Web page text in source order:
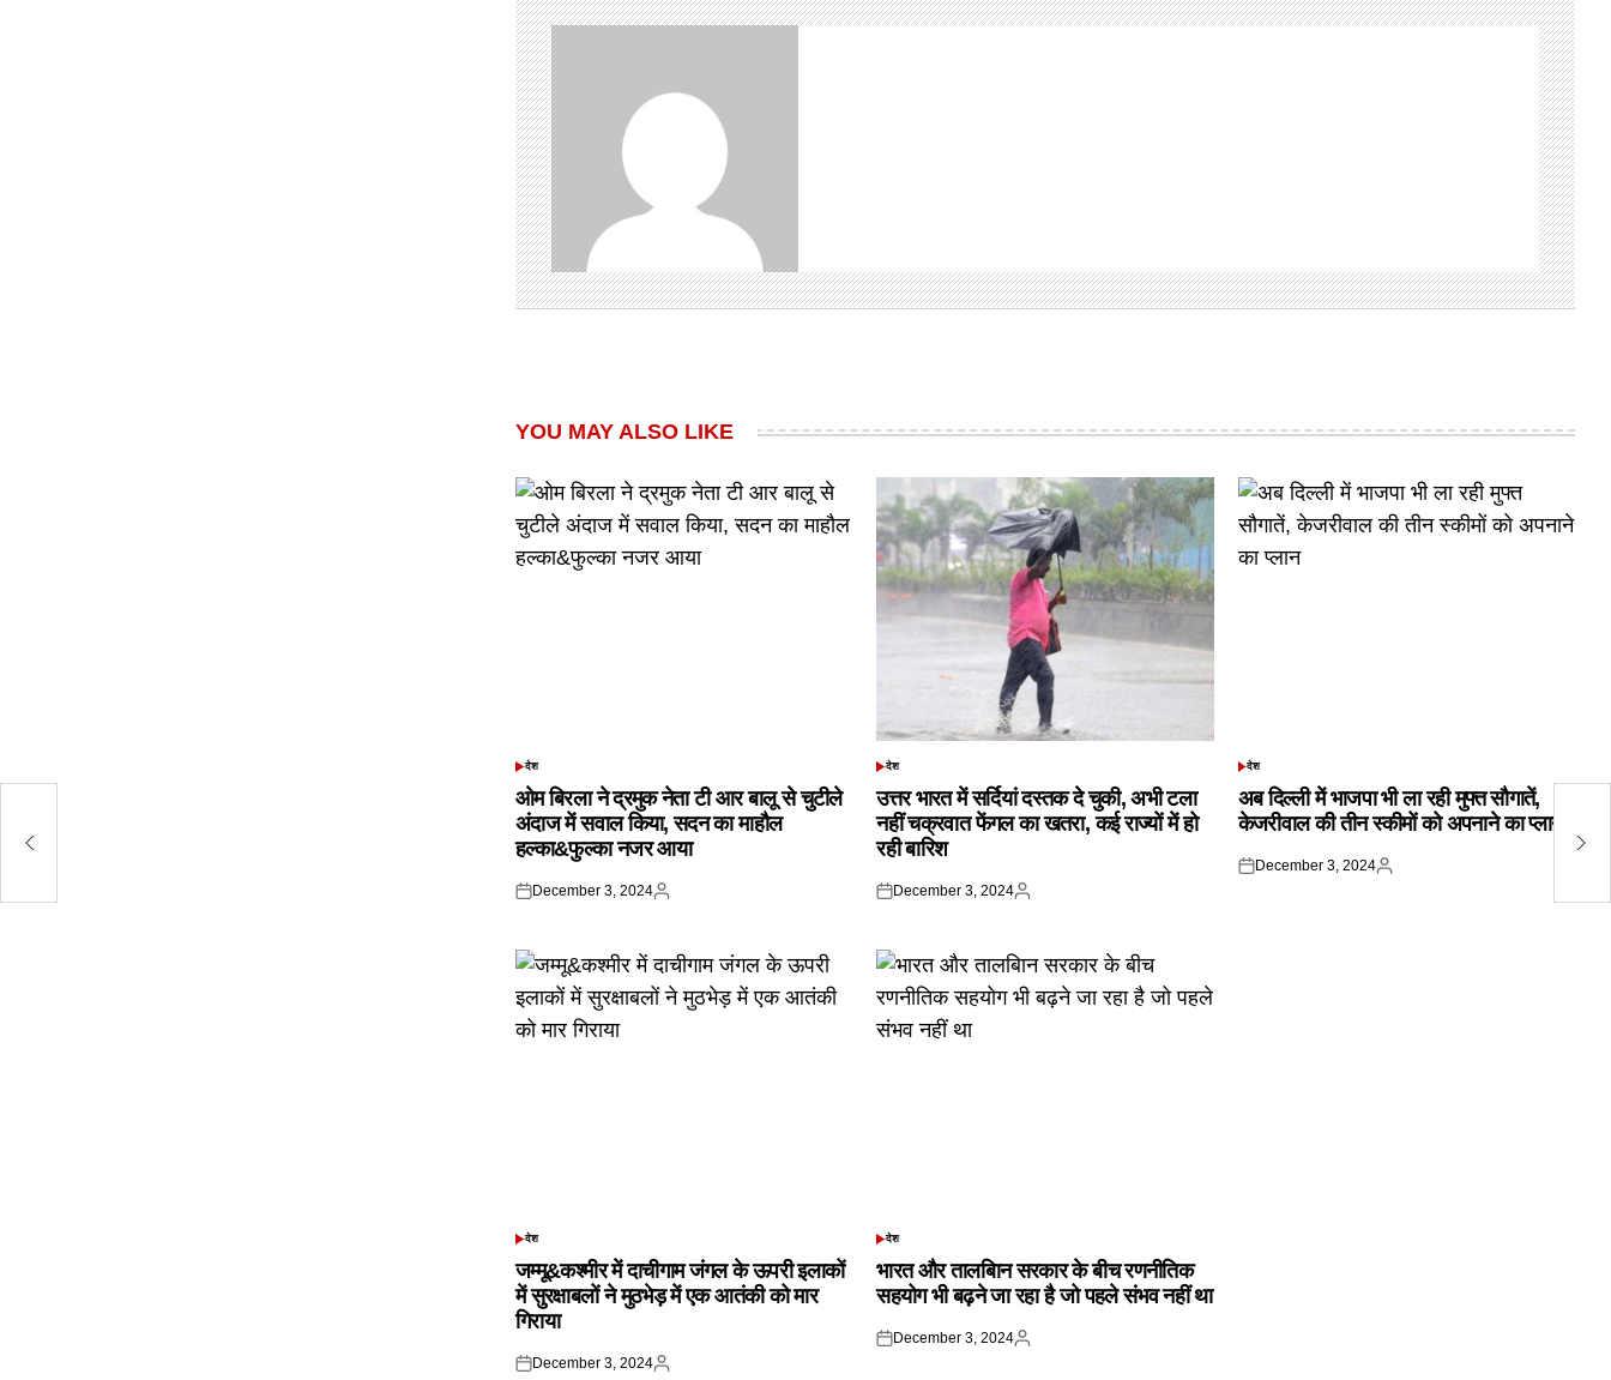
YOU MAY ALSO LIKE
POSTED
देश
ओम बिरला ने द्रमुक नेता टी आर बालू से चुटीले
अंदाज में सवाल किया, सदन का माहौल
हल्का&फुल्का नजर आया
Posted
December 3, 2024
Posted
POSTED
देश
उत्तर भारत में सर्दियां दस्तक दे चुकी, अभी टला
नहीं चक्रवात फेंगल का खतरा, कई राज्यों में हो
रही बारिश
Posted
December 3, 2024
Posted
POSTED
देश
अब दिल्ली में भाजपा भी ला रही मुफ्त सौगातें,
केजरीवाल की तीन स्कीमों को अपनाने का प्लान
Posted
December 3, 2024
Posted
POSTED
देश
जम्मू&कश्मीर में दाचीगाम जंगल के ऊपरी इलाकों
में सुरक्षाबलों ने मुठभेड़ में एक आतंकी को मार
गिराया
Posted
December 3, 2024
Posted
POSTED
देश
भारत और तालबिान सरकार के बीच रणनीतिक
सहयोग भी बढ़ने जा रहा है जो पहले संभव नहीं था
Posted
December 3, 2024
Posted